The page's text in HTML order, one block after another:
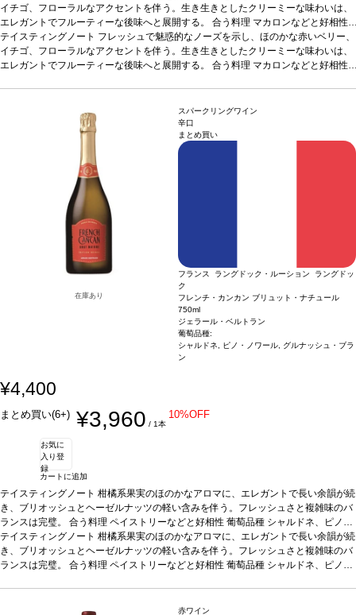
イチゴ、フローラルなアクセントを伴う。生き生きとしたクリーミーな味わいは、
エレガントでフルーティーな後味へと展開する。 合う料理 マカロンなどと好相性
葡萄品種ピノ・ノワール、サンソー、シャルドネ認証ABオーガニック
テイスティングノート フレッシュで魅惑的なノーズを示し、ほのかな赤いベリー、
イチゴ、フローラルなアクセントを伴う。生き生きとしたクリーミーな味わいは、
エレガントでフルーティーな後味へと展開する。 合う料理 マカロンなどと好相性
在庫あり
スパークリングワイン
辛口
まとめ買い
フランス ラングドック・ルーション ラングドッ
ク
フレンチ・カンカン ブリュット・ナチュール
750ml
ジェラール・ベルトラン
葡萄品種:
シャルドネ, ピノ・ノワール, グルナッシュ・ブラ
ン
¥4,400
まとめ買い(6+) ¥3,960 / 1本
10%OFF
お気に
入り登
録
カートに追加
テイスティングノート 柑橘系果実のほのかなアロマに、エレガントで長い余韻が続
き、ブリオッシュとヘーゼルナッツの軽い含みを伴う。フレッシュさと複雑味のバ
ランスは完璧。 合う料理 ペイストリーなどと好相性 葡萄品種 シャルドネ、ピノ・
ノワール、グルナッシュ・ブラン認証ABオーガニック
テイスティングノート 柑橘系果実のほのかなアロマに、エレガントで長い余韻が続
き、ブリオッシュとヘーゼルナッツの軽い含みを伴う。フレッシュさと複雑味のバ
ランスは完璧。 合う料理 ペイストリーなどと好相性 葡萄品種 シャルドネ、ピノ・
赤ワイン